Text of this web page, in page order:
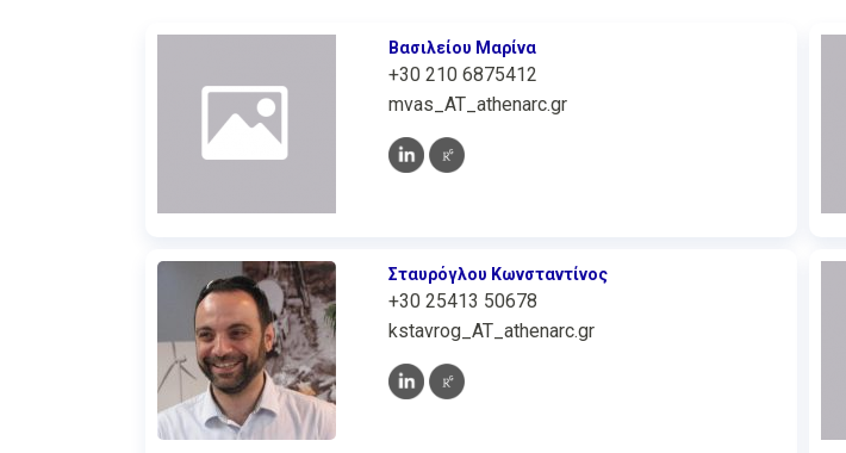
Βασιλείου Μαρίνα
+30 210 6875412
mvas_AT_athenarc.gr
Σταυρόγλου Κωνσταντίνος
+30 25413 50678
kstavrog_AT_athenarc.gr